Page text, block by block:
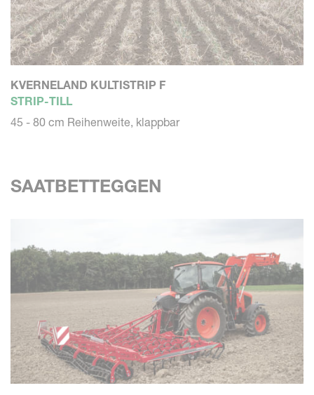
KVERNELAND KULTISTRIP F
STRIP-TILL
45 - 80 cm Reihenweite, klappbar
SAATBETTEGGEN